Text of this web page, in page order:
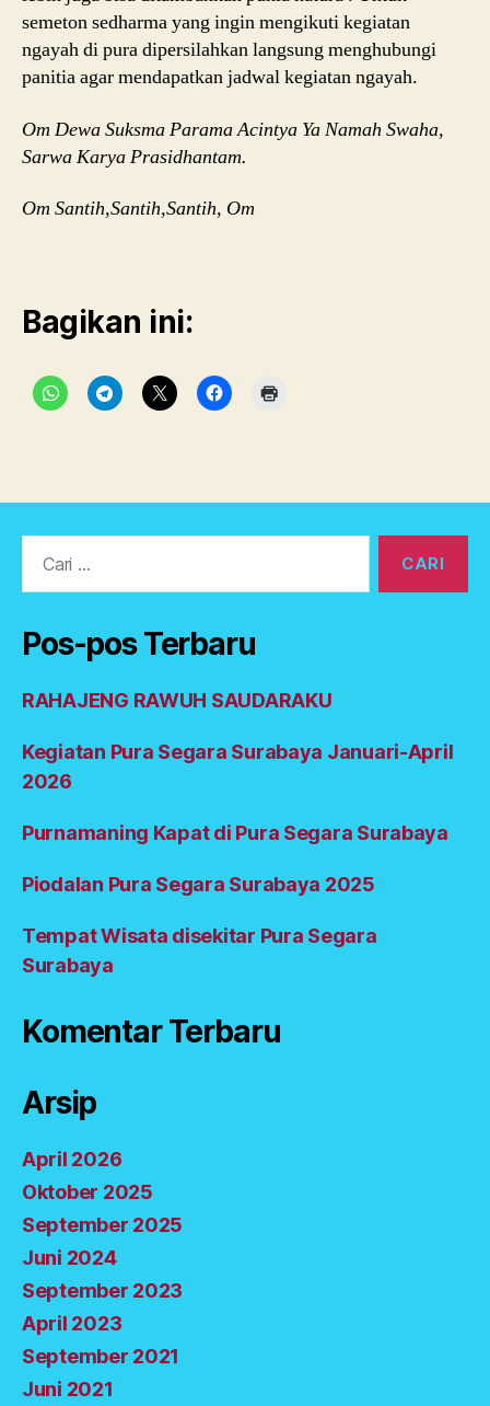
semeton sedharma yang ingin mengikuti kegiatan
ngayah di pura dipersilahkan langsung menghubungi
panitia agar mendapatkan jadwal kegiatan ngayah.
Om Dewa Suksma Parama Acintya Ya Namah Swaha,
Sarwa Karya Prasidhantam.
Om Santih,Santih,Santih, Om
Bagikan ini:
,
e
c
k
d
n
r
b
a
al
a
n
u
s
g
a
a
0
3,
m
t
hi
d
u
u
r
a
a
y
a
Pos-pos Terbaru
RAHAJENG RAWUH SAUDARAKU
Kegiatan Pura Segara Surabaya Januari-April
2026
Purnamaning Kapat di Pura Segara Surabaya
Piodalan Pura Segara Surabaya 2025
Tempat Wisata disekitar Pura Segara
Surabaya
Komentar Terbaru
Arsip
April 2026
Oktober 2025
September 2025
Juni 2024
September 2023
April 2023
September 2021
Juni 2021